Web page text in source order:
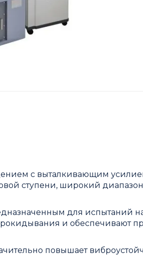
с выталкивающим
ступени, широкий диапазон
для испытаний
и обеспечивают
повышает